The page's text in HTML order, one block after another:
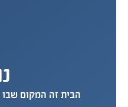
הבית זה המקום שבו